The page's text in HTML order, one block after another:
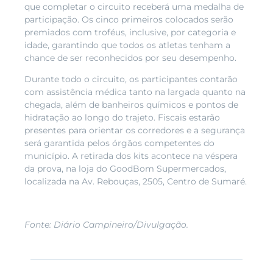
que completar o circuito receberá uma medalha de
participação. Os cinco primeiros colocados serão
premiados com troféus, inclusive, por categoria e
idade, garantindo que todos os atletas tenham a
chance de ser reconhecidos por seu desempenho.
Durante todo o circuito, os participantes contarão
com assistência médica tanto na largada quanto na
chegada, além de banheiros químicos e pontos de
hidratação ao longo do trajeto. Fiscais estarão
presentes para orientar os corredores e a segurança
será garantida pelos órgãos competentes do
município. A retirada dos kits acontece na véspera
da prova, na loja do GoodBom Supermercados,
localizada na Av. Rebouças, 2505, Centro de Sumaré.
Fonte: Diário Campineiro/Divulgação.